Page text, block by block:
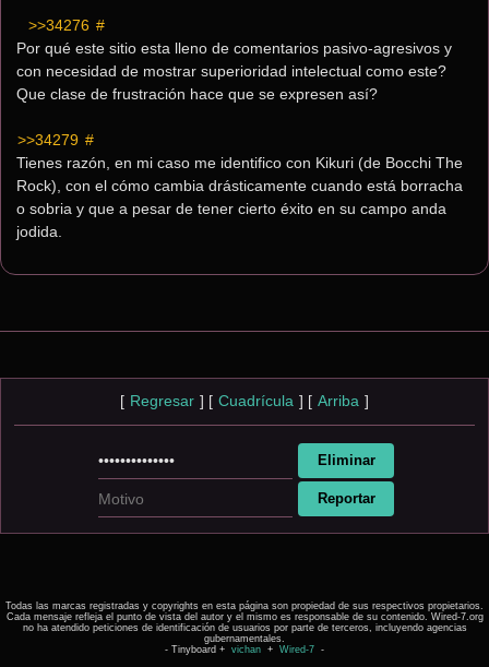
>>34276 #
Por qué este sitio esta lleno de comentarios pasivo-agresivos y
con necesidad de mostrar superioridad intelectual como este?
Que clase de frustración hace que se expresen así?
>>34279 #
Tienes razón, en mi caso me identifico con Kikuri (de Bocchi The
Rock), con el cómo cambia drásticamente cuando está borracha
o sobria y que a pesar de tener cierto éxito en su campo anda
jodida.
[ Regresar ] [ Cuadrícula ] [ Arriba ]
Todas las marcas registradas y copyrights en esta página son propiedad de sus respectivos propietarios.
Cada mensaje refleja el punto de vista del autor y el mismo es responsable de su contenido. Wired-7.org
no ha atendido peticiones de identificación de usuarios por parte de terceros, incluyendo agencias
gubernamentales.
- Tinyboard + vichan + Wired-7 -